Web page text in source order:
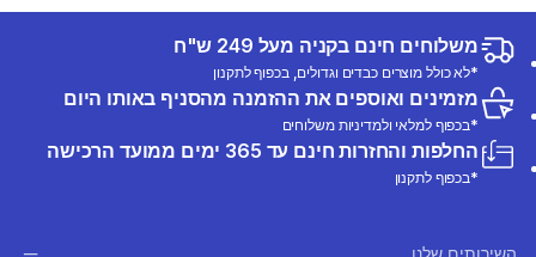
משלוחים חינם בקניה מעל 249 ש"ח
*לא כולל מוצרים כבדים וגדולים, בכפוף לתקנון
מזמינים ואוספים את ההזמנה מהסניף באותו היום
*בכפוף למלאי ולמדיניות משלוחים
החלפות והחזרות חינם עד 365 ימים ממועד הרכישה
*בכפוף לתקנון
השירותים שלנו